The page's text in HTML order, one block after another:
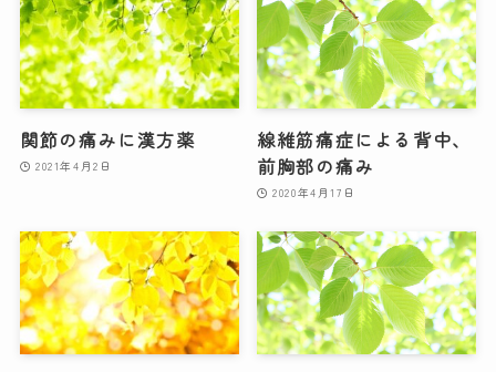
関節の痛みに漢方薬
2021年4月2日
線維筋痛症による背中、
前胸部の痛み
2020年4月17日